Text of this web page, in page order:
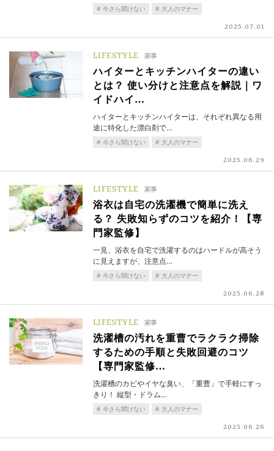
今さら聞けない 大人のマナー
2025.07.01
LIFESTYLE 家事
ハイターとキッチンハイターの違い
とは？ 使い分けと注意点を解説｜ワ
イドハイ…
ハイターとキッチンハイターは、それぞれ異なる用
途に特化した漂白剤で…
今さら聞けない 大人のマナー
2025.06.29
LIFESTYLE 家事
浴衣は自宅の洗濯機で簡単に洗え
る？ 失敗知らずのコツを紹介！【専
門家監修】
一見、浴衣を自宅で洗濯するのはハードルが高そう
に見えますが、注意点…
今さら聞けない 大人のマナー
2025.06.28
LIFESTYLE 家事
洗濯槽の汚れを重曹でラクラク掃除
するための手順と失敗回避のコツ
【専門家監修…
洗濯槽のカビやイヤな臭い、「重曹」で手軽にすっ
きり！ 縦型・ドラム…
今さら聞けない 大人のマナー
2025.06.26